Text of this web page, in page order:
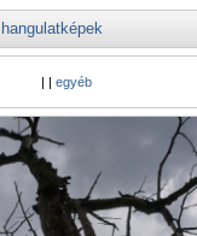
hangulatképek
| | egyéb